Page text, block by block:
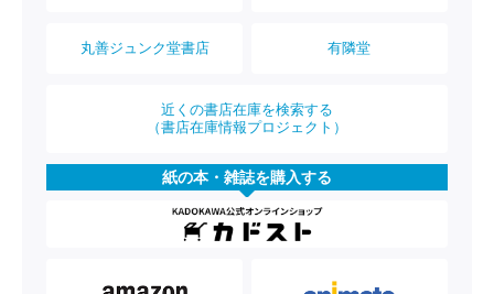
丸善ジュンク堂書店 有隣堂
近くの書店在庫を検索する
（書店在庫情報プロジェクト）
紙の本・雑誌を購入する